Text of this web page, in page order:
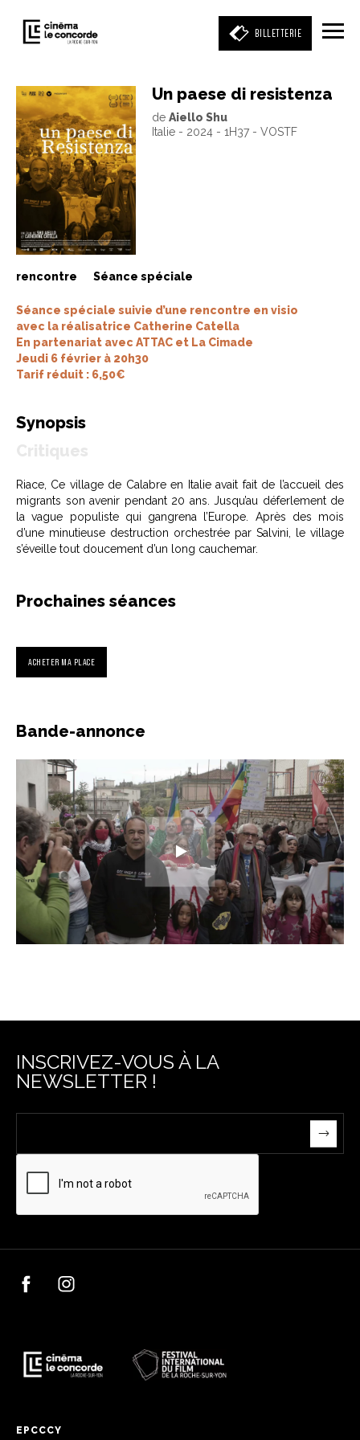
BILLETTERIE
Entrez votre mot clé
(film, réalisateur, acteur, événement)
Un paese di resistenza
de Aiello Shu
Italie - 2024 - 1H37 - VOSTF
rencontre Séance spéciale
Séance spéciale suivie d’une rencontre en visio
avec la réalisatrice Catherine Catella
En partenariat avec ATTAC et La Cimade
Jeudi 6 février à 20h30
Tarif réduit : 6,50€
Synopsis
Riace, Ce village de Calabre en Italie avait fait de l’accueil des
migrants son avenir pendant 20 ans. Jusqu’au déferlement de
la vague populiste qui gangrena l’Europe. Après des mois
d’une minutieuse destruction orchestrée par Salvini, le village
s’éveille tout doucement d’un long cauchemar.
Prochaines séances
ACHETER MA PLACE
Bande-annonce
INSCRIVEZ-VOUS À LA
NEWSLETTER !
EPCCCY